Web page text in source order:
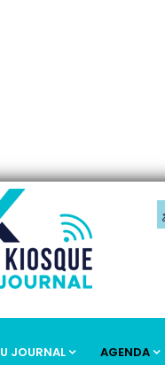
JOURNAL AGENDA